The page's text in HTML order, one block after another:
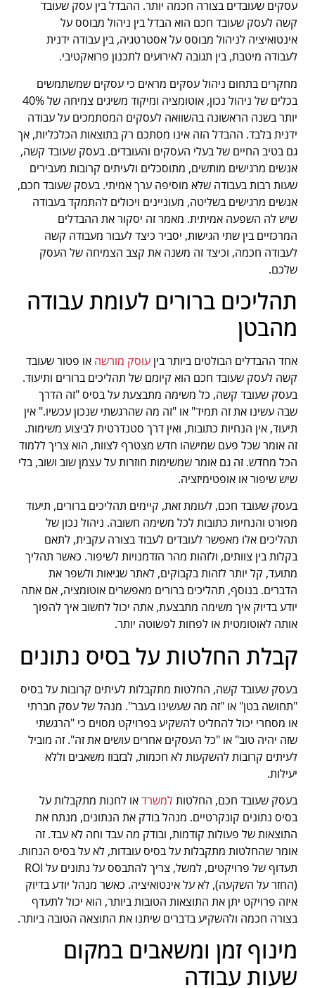
עסקים שעובדים בצורה חכמה יותר. ההבדל בין עסק שעובד
קשה לעסק שעובד חכם הוא הבדל בין ניהול מבוסס על
אינטואיציה לניהול מבוסס על אסטרטגיה, בין עבודה ידנית
לעבודה מיטבת, בין תגובה לאירועים לתכנון פרואקטיבי.
מחקרים בתחום ניהול עסקים מראים כי עסקים שמשתמשים
בכלים של ניהול נכון, אוטומציה ומיקוד משיגים צמיחה של 40%
יותר בשנה הראשונה בהשוואה לעסקים המסתמכים על עבודה
ידנית בלבד. ההבדל הזה אינו מסתכם רק בתוצאות הכלכליות, אך
גם בטיב החיים של בעלי העסקים והעובדים. בעסק שעובד קשה,
אנשים מרגישים מותשים, מתוסכלים ולעיתים קרובות מעבירים
שעות רבות בעבודה שלא מוסיפה ערך אמיתי. בעסק שעובד חכם,
אנשים מרגישים בשליטה, מעוניינים ויכולים להתמקד בעבודה
שיש לה השפעה אמיתית. מאמר זה יסקור את ההבדלים
המרכזיים בין שתי הגישות, יסביר כיצד לעבור מעבודה קשה
לעבודה חכמה, וכיצד זה משנה את קצב הצמיחה של העסק
שלכם.
תהליכים ברורים לעומת עבודה
מהבטן
אחד ההבדלים הבולטים ביותר בין עוסק מורשה או פטור שעובד
קשה לעסק שעובד חכם הוא קיומם של תהליכים ברורים ותיעוד.
בעסק שעובד קשה, כל משימה מתבצעת על בסיס "זה הדרך
שבה עשינו את זה תמיד" או "זה מה שהרגשתי שנכון עכשיו." אין
תיעוד, אין הנחיות כתובות, ואין דרך סטנדרטית לביצוע משימות.
זה אומר שכל פעם שמישהו חדש מצטרף לצוות, הוא צריך ללמוד
הכל מחדש. זה גם אומר שמשימות חוזרות על עצמן שוב ושוב, בלי
שיש שיפור או אופטימיזציה.
בעסק שעובד חכם, לעומת זאת, קיימים תהליכים ברורים, תיעוד
מפורט והנחיות כתובות לכל משימה חשובה. ניהול נכון של
תהליכים אלו מאפשר לעובדים לעבוד בצורה עקבית, לתאם
בקלות בין צוותים, ולזהות מהר הזדמנויות לשיפור. כאשר תהליך
מתועד, קל יותר לזהות בקבוקים, לאתר שגיאות ולשפר את
הדברים. בנוסף, תהליכים ברורים מאפשרים אוטומציה, אם אתה
יודע בדיוק איך משימה מתבצעת, אתה יכול לחשוב איך להפוך
אותה לאוטומטית או לפחות לפשוטה יותר.
קבלת החלטות על בסיס נתונים
בעסק שעובד קשה, החלטות מתקבלות לעיתים קרובות על בסיס
"תחושה בטן" או "זה מה שעשינו בעבר". מנהל של עסק חברתי
או מסחרי יכול להחליט להשקיע בפרויקט מסוים כי "הרגשתי
שזה יהיה טוב" או "כל העסקים אחרים עושים את זה". זה מוביל
לעיתים קרובות להשקעות לא חכמות, לבזבוז משאבים וללא
יעילות.
בעסק שעובד חכם, החלטותלמשרדאו לחנות מתקבלות על
בסיס נתונים קונקרטיים. מנהל בודק את הנתונים, מנתח את
התוצאות של פעולות קודמות, ובודק מה עבד וחה לא עבד. זה
אומר שהחלטות מתקבלות על בסיס עובדות, לא על בסיס הנחות.
תעדוף של פרויקטים, למשל, צריך להתבסס על נתונים על ROI
(החזר על השקעה), לא על אינטואיציה. כאשר מנהל יודע בדיוק
איזה פרויקט יתן את התוצאות הטובות ביותר, הוא יכול לתעדף
בצורה חכמה ולהשקיע בדברים שיתנו את התוצאה הטובה ביותר.
מינוף זמן ומשאבים במקום
שעות עבודה